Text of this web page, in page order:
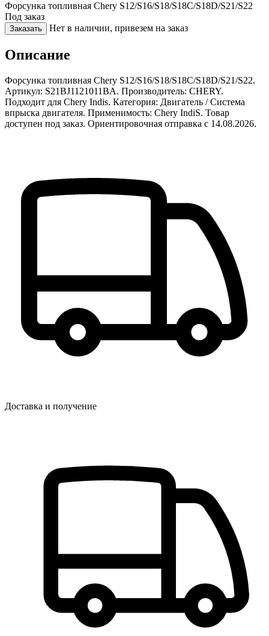
Форсунка топливная Chery S12/S16/S18/S18C/S18D/S21/S22
Под заказ
Заказать Нет в наличии, привезем на заказ
Описание
Форсунка топливная Chery S12/S16/S18/S18C/S18D/S21/S22.
Артикул: S21BJ1121011BA. Производитель: CHERY.
Подходит для Chery Indis. Категория: Двигатель / Система
впрыска двигателя. Применимость: Chery IndiS. Товар
доступен под заказ. Ориентировочная отправка с 14.08.2026.
Доставка и получение